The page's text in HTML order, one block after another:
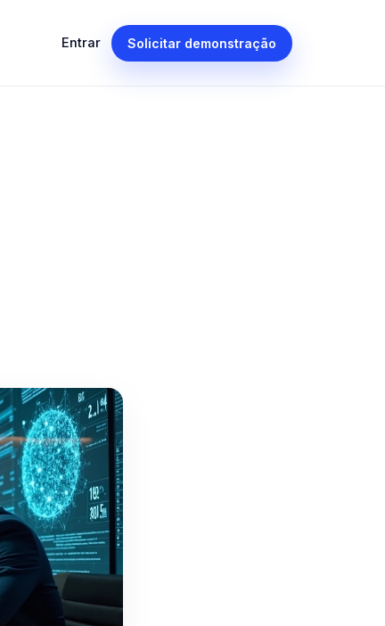
Entrar Solicitar demonstração